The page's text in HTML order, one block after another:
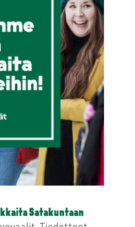
Satakuntaan